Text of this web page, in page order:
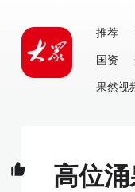
推荐
国资
果然视
高位